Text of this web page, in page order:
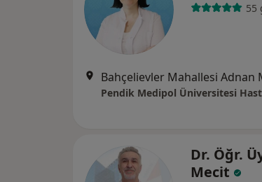
55
Pendik Medipol Üniversitesi
Dr. Öğr.
Mecit